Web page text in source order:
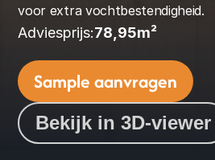
Adviesprijs:78,95m²
voor extra vochtbestendigheid.
Sample aanvragen
Bekijk in 3D-viewer